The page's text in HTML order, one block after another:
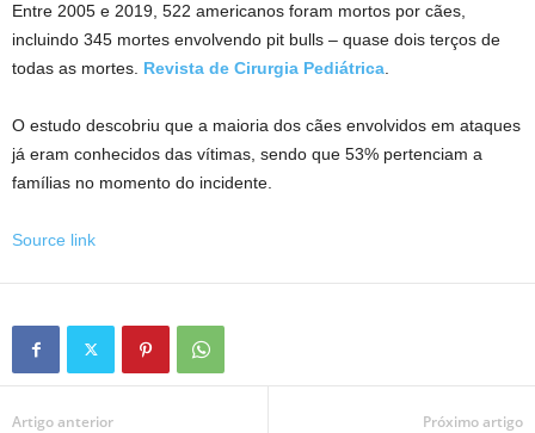
Entre 2005 e 2019, 522 americanos foram mortos por cães,
incluindo 345 mortes envolvendo pit bulls – quase dois terços de
todas as mortes. Revista de Cirurgia Pediátrica
O estudo descobriu que a maioria dos cães envolvidos em ataques
já eram conhecidos das vítimas, sendo que 53% pertenciam a
famílias no momento do incidente.
Source link
Artigo anterior Próximo artigo